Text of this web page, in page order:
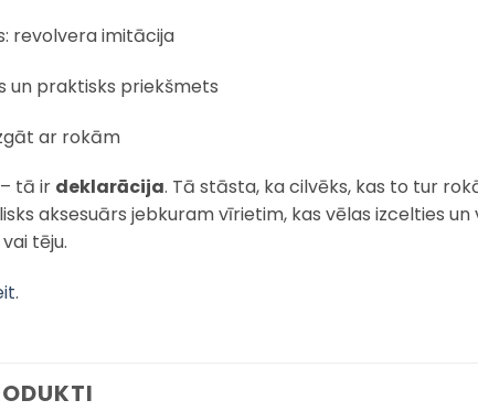
revolvera imitācija
un praktisks priekšmets
ar rokām
tā ir deklarācija. Tā stāsta, ka cilvēks, kas to tur
aksesuārs jebkuram vīrietim, kas vēlas izcelties
tēju.
.